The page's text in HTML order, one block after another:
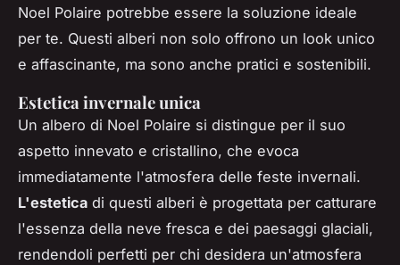
Noel Polaire potrebbe essere la soluzione ideale
per te. Questi alberi non solo offrono un look unico
e affascinante, ma sono anche pratici e sostenibili.
Estetica invernale unica
Un albero di Noel Polaire si distingue per il suo
aspetto innevato e cristallino, che evoca
immediatamente l'atmosfera delle feste invernali.
L'estetica di questi alberi è progettata per catturare
l'essenza della neve fresca e dei paesaggi glaciali,
rendendoli perfetti per chi desidera un'atmosfera